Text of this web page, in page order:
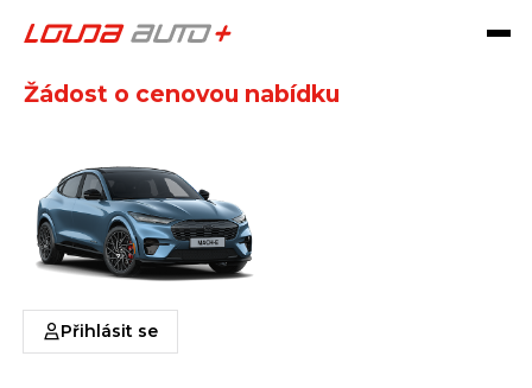
MUSTANG MACH-E
Žádost o cenovou nabídku
Přihlásit se